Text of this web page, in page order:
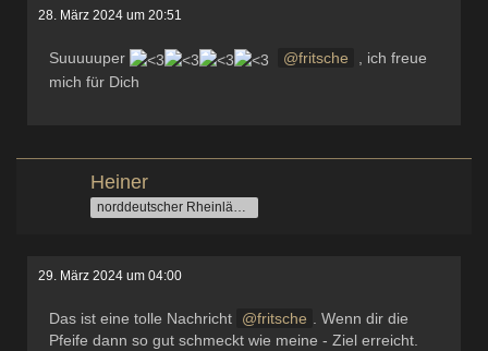
28. März 2024 um 20:51
Suuuuuper fritsche
, ich freue
mich für Dich
Heiner
29. März 2024 um 04:00
Das ist eine tolle Nachricht fritsche
. Wenn dir die
Pfeife dann so gut schmeckt wie meine - Ziel erreicht.